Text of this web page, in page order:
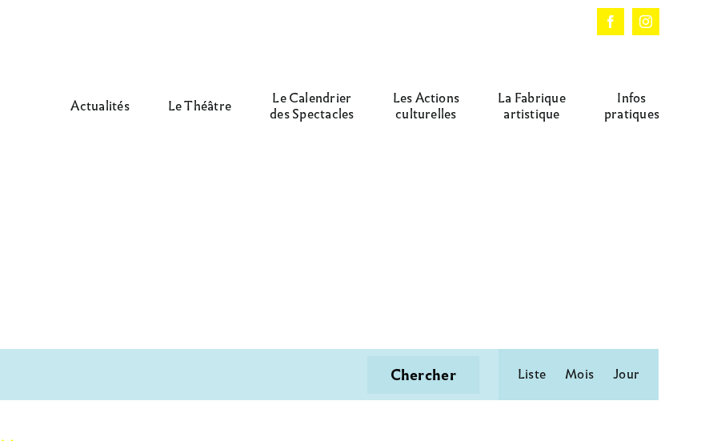
FacebookInstagram
Actualités Le Théâtre
Le Calendrier
des Spectacles
Les Actions
culturelles
La Fabrique
artistique
Infos
pratiques
Chercher Navigation
de
Liste Mois Jour